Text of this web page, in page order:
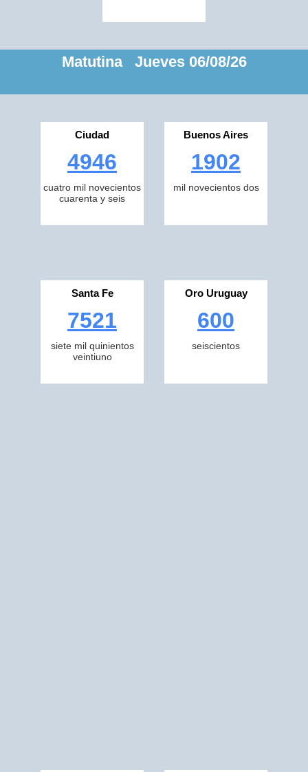
Matutina Jueves 06/08/26
Ciudad
4946
cuatro mil novecientos
cuarenta y seis
Buenos Aires
1902
mil novecientos dos
Santa Fe
7521
siete mil quinientos
veintiuno
Oro Uruguay
600
seiscientos